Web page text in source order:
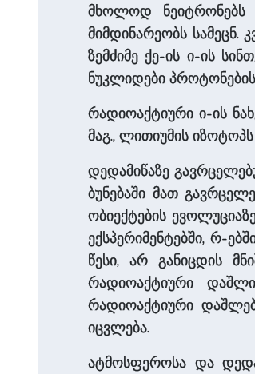
მხოლოდ ნეიტრონებს
მიმდინარეობს სამეცნ.
ზემძიმე ქე-ის ი-ის
ნუკლიდები
რადიოაქტიური ი-ის
მაგ., ლითიუმის
დედამიწაზე
ბუნებაში მათ
ობიექტების
ექსპერიმენტებში, რ-
წესი, არ განიცდის
რადიოაქტიური
რადიოაქტიური
იცვლება.
ატმოსფეროსა და